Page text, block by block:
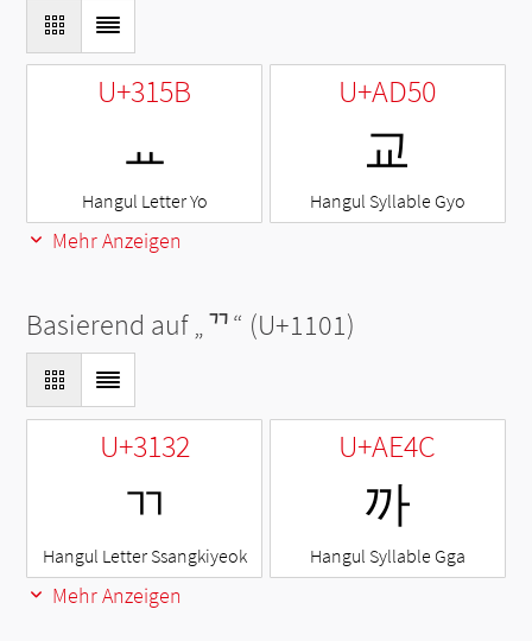
U+315B
ㅛ
Hangul Letter Yo
U+AD50
교
Hangul Syllable Gyo
Mehr Anzeigen
Basierend auf „ᄁ“ (U+1101)
U+3132
ㄲ
Hangul Letter Ssangkiyeok
U+AE4C
까
Hangul Syllable Gga
Mehr Anzeigen